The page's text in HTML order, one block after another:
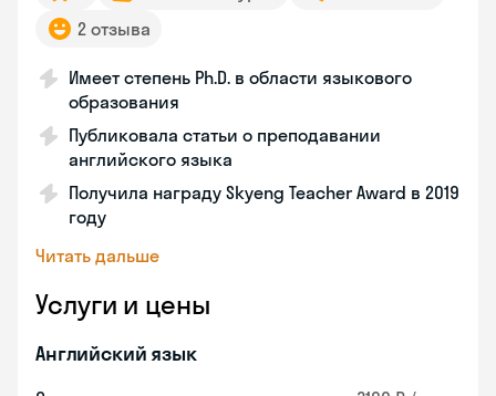
2 отзыва
Имеет степень Ph.D. в области языкового
образования
Публиковала статьи о преподавании
английского языка
Получила награду Skyeng Teacher Award в 2019
году
Читать дальше
Услуги и цены
Английский язык